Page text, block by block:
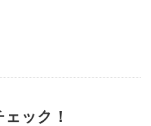
ック！